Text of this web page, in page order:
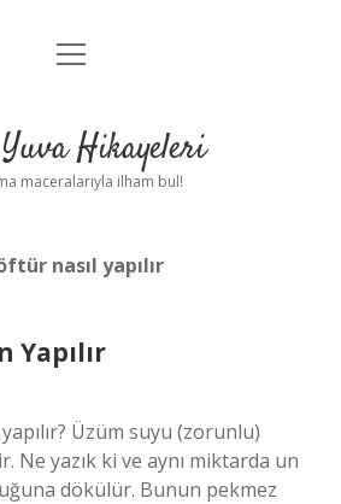
Anasayfa
Yasal Uyarı
menüyü
Hikayeleri
maceralarıyla ilham bul!
nasıl yapılır
Yapılır
Üzüm suyu (zorunlu)
Ne yazık ki ve aynı miktarda un
dökülür. Bunun pekmez